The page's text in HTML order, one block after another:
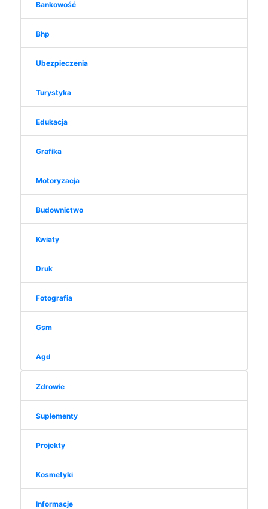
Bankowość
Bhp
Ubezpieczenia
Turystyka
Edukacja
Grafika
Motoryzacja
Budownictwo
Kwiaty
Druk
Fotografia
Gsm
Agd
Zdrowie
Suplementy
Projekty
Kosmetyki
Informacje